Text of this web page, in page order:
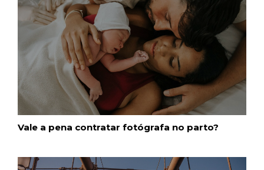
Vale a pena contratar fotógrafa no parto?